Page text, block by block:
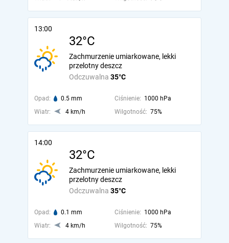
13:00
32°C
Odczuwalna 35°C
Zachmurzenie umiarkowane, lekki
przelotny deszcz
Opad: 0.5 mm Ciśnienie: 1000 hPa
Wiatr:
4 km/h Wilgotność: 75%
14:00
32°C
Odczuwalna 35°C
Zachmurzenie umiarkowane, lekki
przelotny deszcz
Opad: 0.1 mm Ciśnienie: 1000 hPa
Wiatr:
4 km/h Wilgotność: 75%